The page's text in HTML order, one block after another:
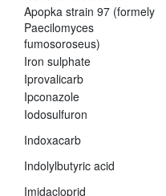
Apopka strain 97 (formely
Paecilomyces
fumosoroseus)
Iron sulphate
Iprovalicarb
Ipconazole
Iodosulfuron
Indoxacarb
Indolylbutyric acid
Imidacloprid